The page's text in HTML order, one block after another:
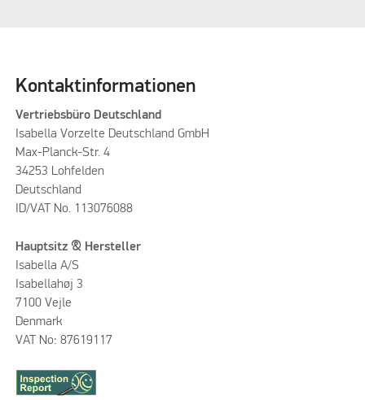
Kontaktinformationen
Vertriebsbüro Deutschland
Isabella Vorzelte Deutschland GmbH
Max-Planck-Str. 4
34253 Lohfelden
Deutschland
ID/VAT No. 113076088
Hauptsitz & Hersteller
Isabella A/S
Isabellahøj 3
7100 Vejle
Denmark
VAT No: 87619117